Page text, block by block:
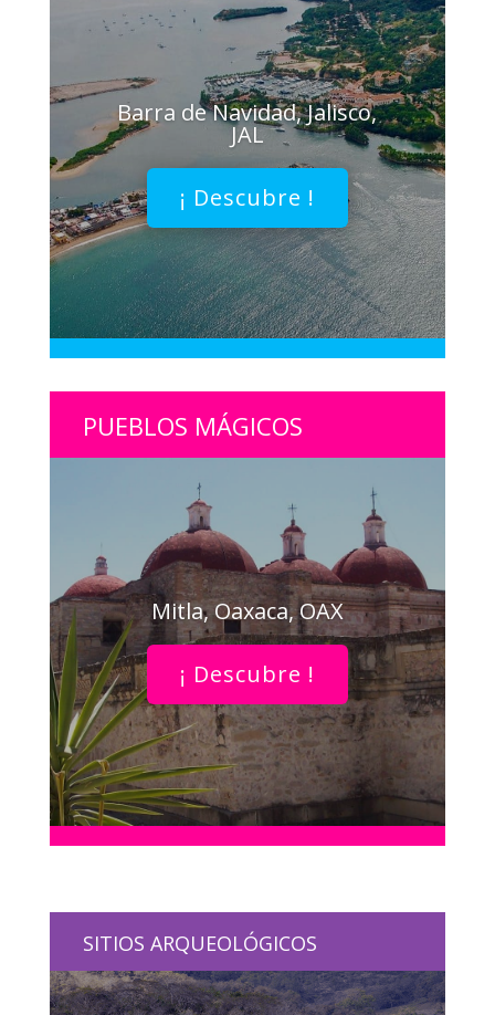
Barra de Navidad, Jalisco,
JAL
¡ Descubre !
PUEBLOS MÁGICOS
Mitla, Oaxaca, OAX
¡ Descubre !
SITIOS ARQUEOLÓGICOS